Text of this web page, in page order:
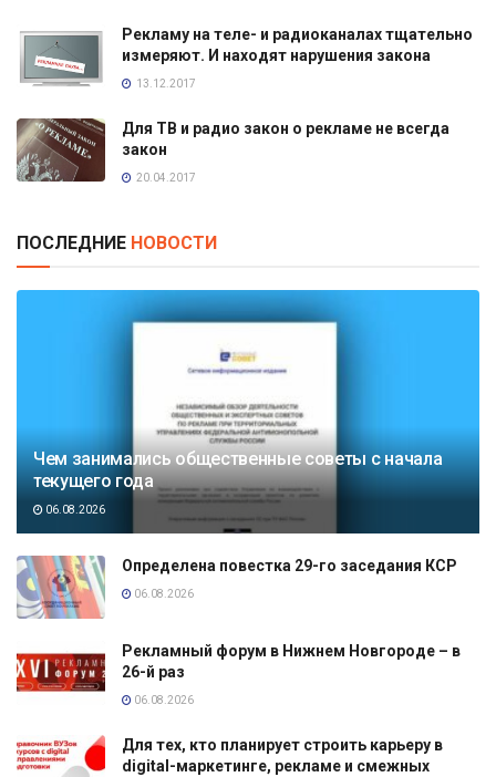
Рекламу на теле- и радиоканалах тщательно
измеряют. И находят нарушения закона
13.12.2017
Для ТВ и радио закон о рекламе не всегда
закон
20.04.2017
ПОСЛЕДНИЕ НОВОСТИ
Чем занимались общественные советы с начала
текущего года
06.08.2026
Определена повестка 29-го заседания КСР
06.08.2026
Рекламный форум в Нижнем Новгороде – в
26-й раз
06.08.2026
Для тех, кто планирует строить карьеру в
digital-маркетинге, рекламе и смежных